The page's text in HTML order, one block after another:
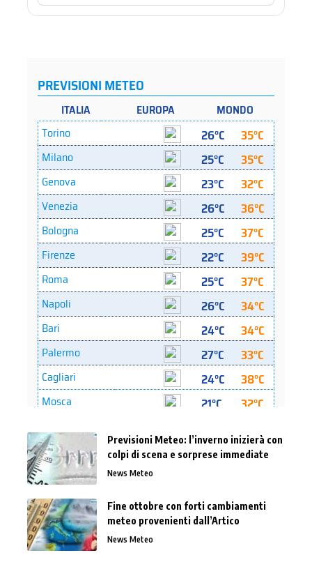
Previsioni Meteo: l’inverno inizierà con
colpi di scena e sorprese immediate
News Meteo
Fine ottobre con forti cambiamenti
meteo provenienti dall’Artico
News Meteo